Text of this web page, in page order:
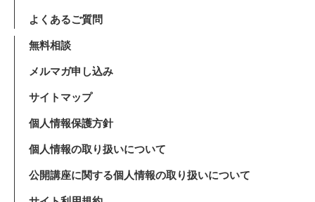
よくあるご質問
無料相談
メルマガ申し込み
サイトマップ
個人情報保護方針
個人情報の取り扱いについて
公開講座に関する個人情報の取り扱いについて